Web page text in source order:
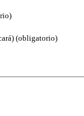
(obligatorio)